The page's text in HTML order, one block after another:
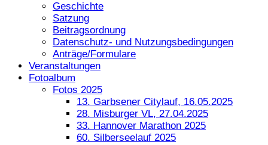
Geschichte
Satzung
Beitragsordnung
Datenschutz- und Nutzungsbedingungen
Anträge/Formulare
Veranstaltungen
Fotoalbum
Fotos 2025
13. Garbsener Citylauf, 16.05.2025
28. Misburger VL, 27.04.2025
33. Hannover Marathon 2025
60. Silberseelauf 2025